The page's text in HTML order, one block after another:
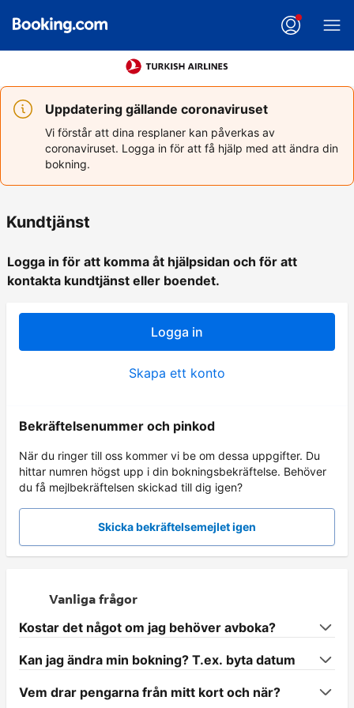
Uppdatering gällande coronaviruset
Vi förstår att dina resplaner kan påverkas av
coronaviruset. Logga in för att få hjälp med att ändra din
bokning.
Kundtjänst
Logga in för att komma åt hjälpsidan och för att
kontakta kundtjänst eller boendet.
Logga in
Skapa ett konto
Bekräftelsenummer och pinkod
När du ringer till oss kommer vi be om dessa uppgifter. Du
hittar numren högst upp i din bokningsbekräftelse. Behöver
du få mejlbekräftelsen skickad till dig igen?
Skicka bekräftelsemejlet igen
Vanliga frågor
Kostar det något om jag behöver avboka?
Kan jag ändra min bokning? T.ex. byta datum
Vem drar pengarna från mitt kort och när?